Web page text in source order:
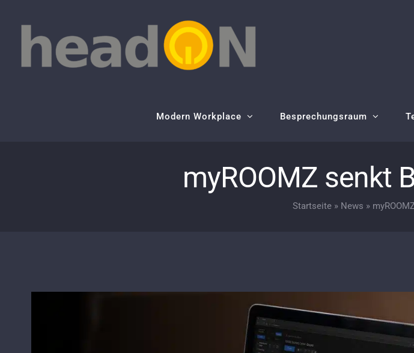
content
Modern Workplace Besprechungsraum
myROOMZ senkt
Startseite» News »